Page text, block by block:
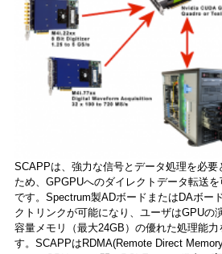
SCAPPは、強力な信号とデータ処理を必
ため、GPGPUへのダイレクトデータ転送
です。Spectrum製ADボードまたはDAボー
クトリンクが可能になり、ユーザはGPUの
容量メモリ（最大24GB）の優れた処理能力
す。SCAPPはRDMA(Remote Direct